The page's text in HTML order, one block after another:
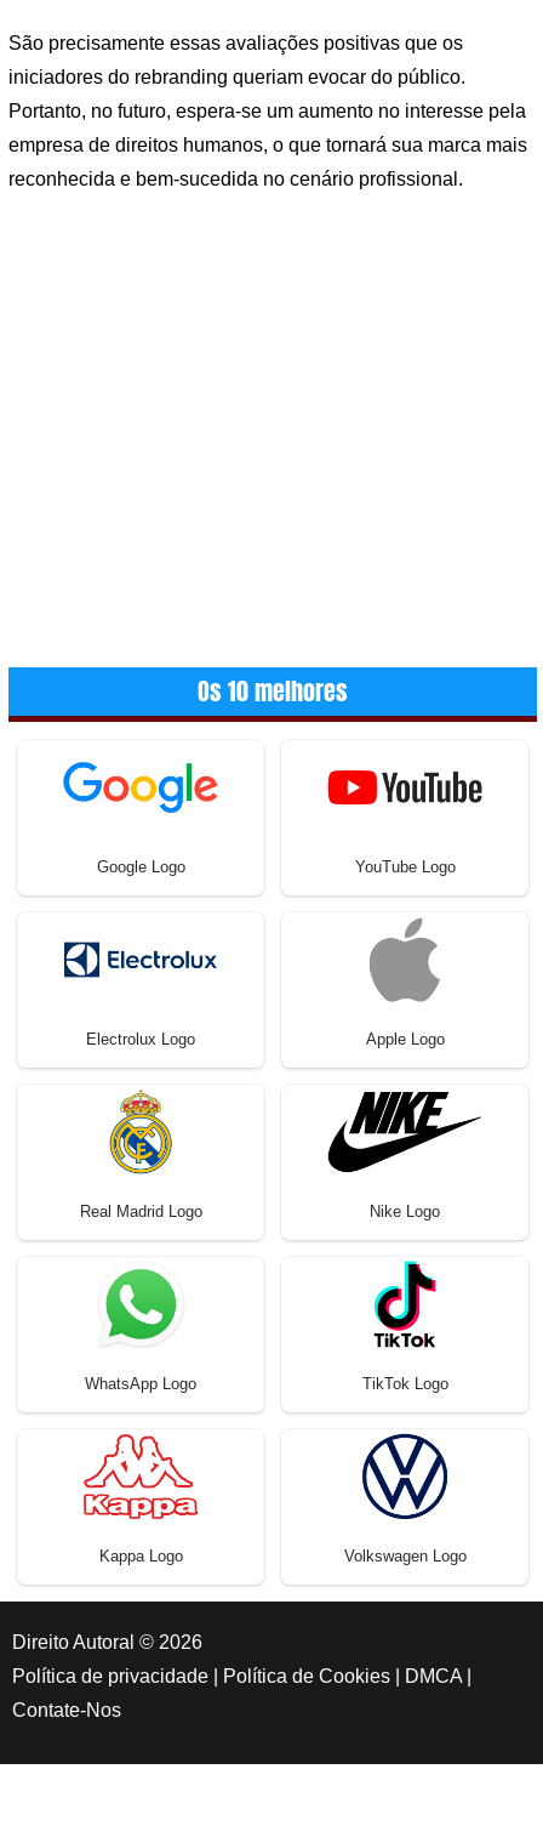
São precisamente essas avaliações positivas que os
iniciadores do rebranding queriam evocar do público.
Portanto, no futuro, espera-se um aumento no interesse pela
empresa de direitos humanos, o que tornará sua marca mais
reconhecida e bem-sucedida no cenário profissional.
Os 10 melhores
Google Logo YouTube Logo
Electrolux Logo Apple Logo
Real Madrid Logo Nike Logo
WhatsApp Logo TikTok Logo
Kappa Logo Volkswagen Logo
Direito Autoral © 2026
Política de privacidade
Política de Cookies DMCA
Contate-Nos